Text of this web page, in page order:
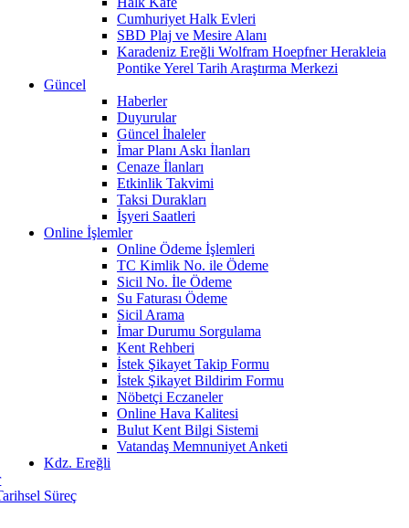
Cumhuriyet Halk Evleri
SBD Plaj ve Mesire Alanı
Karadeniz Ereğli Wolfram Hoepfner Herakleia
Pontike Yerel Tarih Araştırma Merkezi
Güncel
Haberler
Duyurular
Güncel İhaleler
İmar Planı Askı İlanları
Cenaze İlanları
Etkinlik Takvimi
Taksi Durakları
İşyeri Saatleri
Online İşlemler
Online Ödeme İşlemleri
TC Kimlik No. ile Ödeme
Sicil No. İle Ödeme
Su Faturası Ödeme
Sicil Arama
İmar Durumu Sorgulama
Kent Rehberi
İstek Şikayet Takip Formu
İstek Şikayet Bildirim Formu
Nöbetçi Eczaneler
Online Hava Kalitesi
Bulut Kent Bilgi Sistemi
Vatandaş Memnuniyet Anketi
Kdz. Ereğli
Süreç